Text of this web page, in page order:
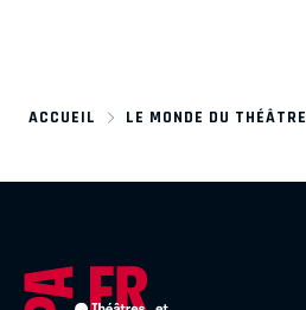
ACCUEIL LE MONDE DU THÉÂTRE